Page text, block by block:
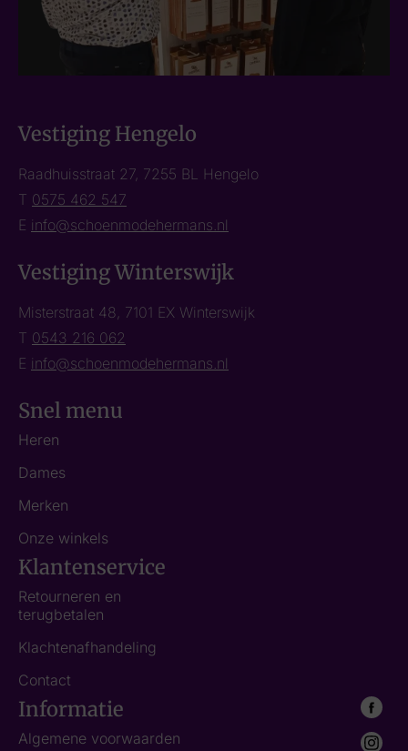
Vestiging Hengelo
Raadhuisstraat 27, 7255 BL Hengelo
T 0575 462 547
E info@schoenmodehermans.nl
Vestiging Winterswijk
Misterstraat 48, 7101 EX Winterswijk
T 0543 216 062
E info@schoenmodehermans.nl
Snel menu
Heren
Dames
Merken
Onze winkels
Klantenservice
Retourneren en
terugbetalen
Klachtenafhandeling
Contact
Informatie
Algemene voorwaarden